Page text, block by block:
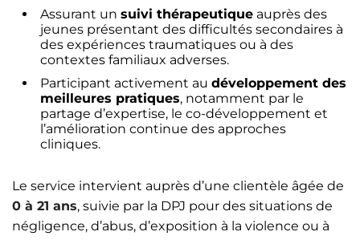
Assurant un suivi thérapeutique auprès des
jeunes présentant des difficultés secondaires à
des expériences traumatiques ou à des
contextes familiaux adverses.
Participant activement au développement des
meilleures pratiques, notamment par le
partage d’expertise, le co-développement et
l’amélioration continue des approches
cliniques.
Le service intervient auprès d’une clientèle âgée de
0 à 21 ans, suivie par la DPJ pour des situations de
négligence, d’abus, d’exposition à la violence ou à